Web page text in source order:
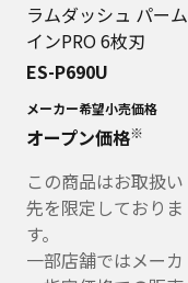
ラムダッシュ パーム
インPRO 6枚刃
ES-P690U
メーカー希望小売価格
オープン価格※
この商品はお取扱い
先を限定しておりま
す。
一部店舗ではメーカ